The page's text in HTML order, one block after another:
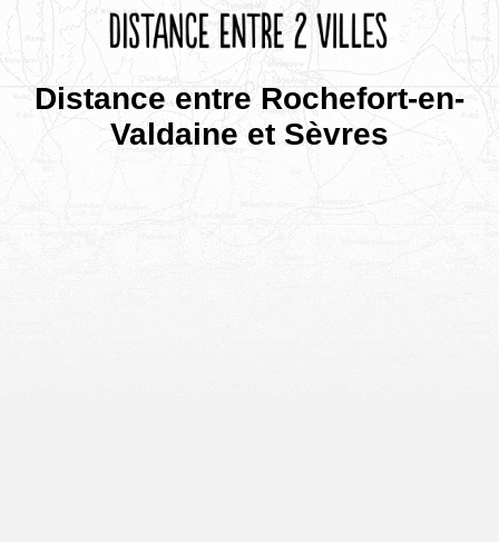
Distance entre Rochefort-en-
Valdaine et Sèvres